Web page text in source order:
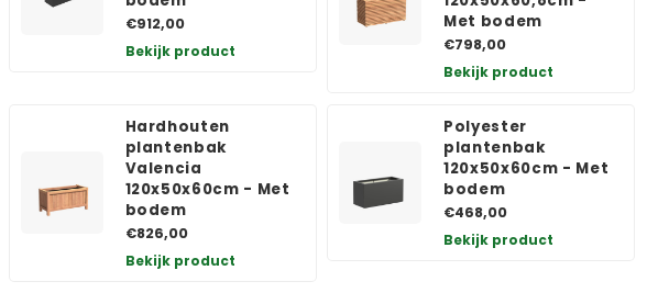
€912,00
Bekijk product
Met bodem
€798,00
Bekijk product
Hardhouten
plantenbak
Valencia
120x50x60cm - Met
bodem
€826,00
Bekijk product
Polyester
plantenbak
120x50x60cm - Met
bodem
€468,00
Bekijk product